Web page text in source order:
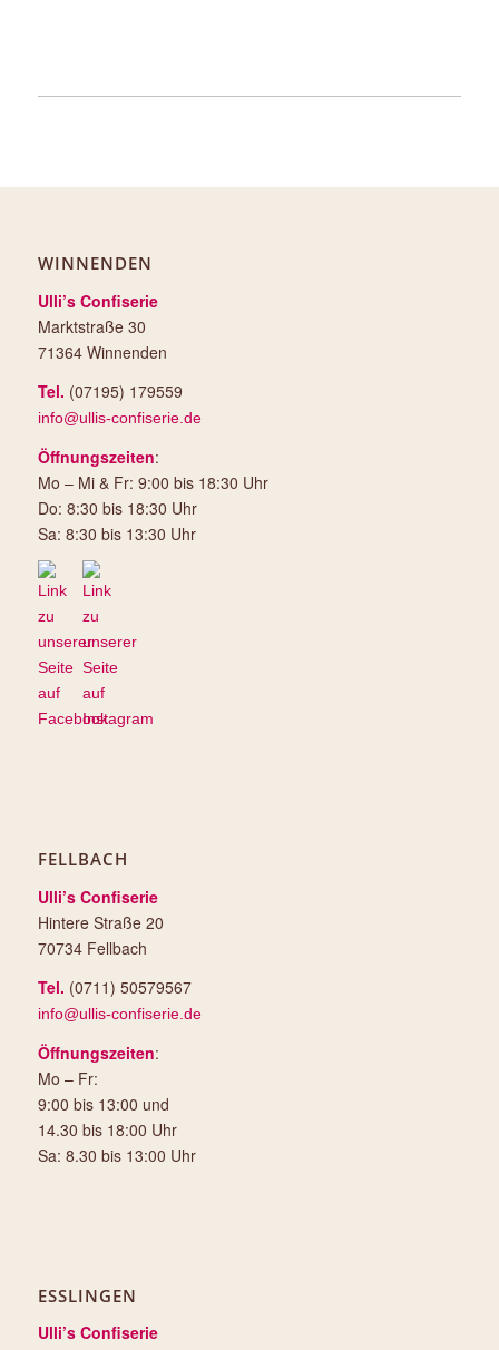
WINNENDEN
Ulli’s Confiserie
Marktstraße 30
71364 Winnenden
Tel. (07195) 179559
info@ullis-confiserie.de
Öffnungszeiten:
Mo – Mi & Fr: 9:00 bis 18:30 Uhr
Do: 8:30 bis 18:30 Uhr
Sa: 8:30 bis 13:30 Uhr
FELLBACH
Ulli’s Confiserie
Hintere Straße 20
70734 Fellbach
Tel. (0711) 50579567
info@ullis-confiserie.de
Öffnungszeiten:
Mo – Fr:
9:00 bis 13:00 und
14.30 bis 18:00 Uhr
Sa: 8.30 bis 13:00 Uhr
ESSLINGEN
Ulli’s Confiserie